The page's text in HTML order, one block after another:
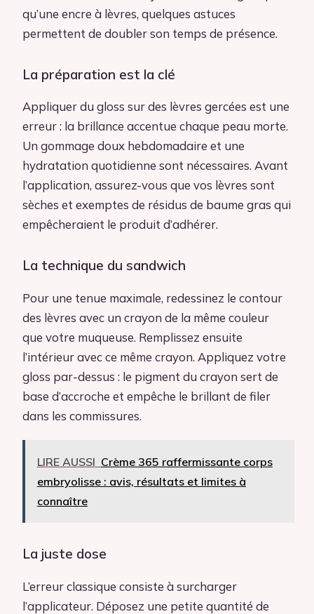
qu’une encre à lèvres, quelques astuces
permettent de doubler son temps de présence.
La préparation est la clé
Appliquer du gloss sur des lèvres gercées est une
erreur : la brillance accentue chaque peau morte.
Un gommage doux hebdomadaire et une
hydratation quotidienne sont nécessaires. Avant
l’application, assurez-vous que vos lèvres sont
sèches et exemptes de résidus de baume gras qui
empêcheraient le produit d’adhérer.
La technique du sandwich
Pour une tenue maximale, redessinez le contour
des lèvres avec un crayon de la même couleur
que votre muqueuse. Remplissez ensuite
l’intérieur avec ce même crayon. Appliquez votre
gloss par-dessus : le pigment du crayon sert de
base d’accroche et empêche le brillant de filer
dans les commissures.
LIRE AUSSI Crème 365 raffermissante corps
embryolisse : avis, résultats et limites à
connaître
La juste dose
L’erreur classique consiste à surcharger
l’applicateur. Déposez une petite quantité de